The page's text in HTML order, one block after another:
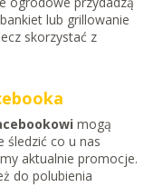
lub grillowanie
skorzystać z
mogą
śledzić co u nas
aktualnie promocje.
do polubienia